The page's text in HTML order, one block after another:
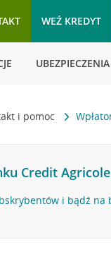
WEŹ KREDYT
UBEZPIECZENIA
i pomoc
Credit Agricole
i bądź na